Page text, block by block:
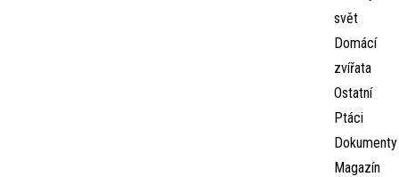
svět
Domácí
zvířata
Ostatní
Ptáci
Dokumenty
Magazín